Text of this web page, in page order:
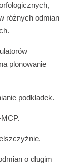
różnych odmian
plonowanie
podkładek.
o długim